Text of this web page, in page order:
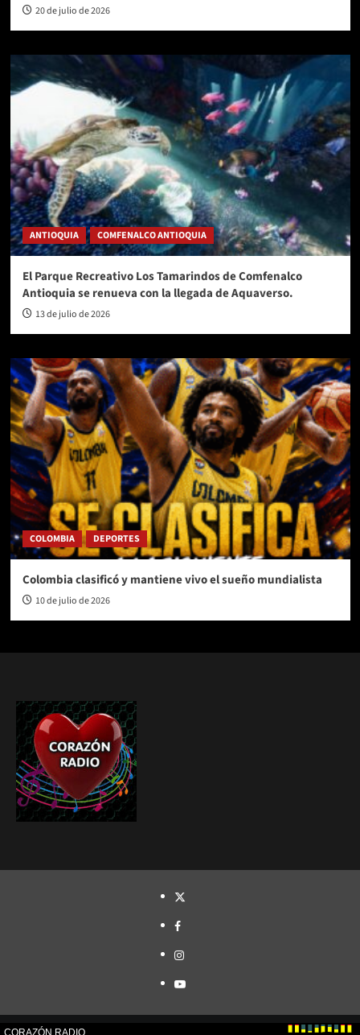
20 de julio de 2026
ANTIOQUIA COMFENALCO ANTIOQUIA
El Parque Recreativo Los Tamarindos de Comfenalco
Antioquia se renueva con la llegada de Aquaverso.
13 de julio de 2026
COLOMBIA DEPORTES
Colombia clasificó y mantiene vivo el sueño mundialista
10 de julio de 2026
TWITTER
FACEBOOK
INSTAGRAM
YOUTUBE